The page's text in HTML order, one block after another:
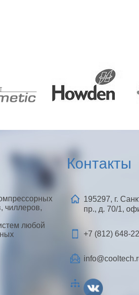
чиллеров,
любой
Контакты
195297, г.
пр., д. 70/1,
+7 (812) 648-